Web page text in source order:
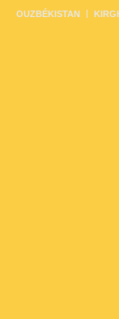
OUZBÉKISTAN